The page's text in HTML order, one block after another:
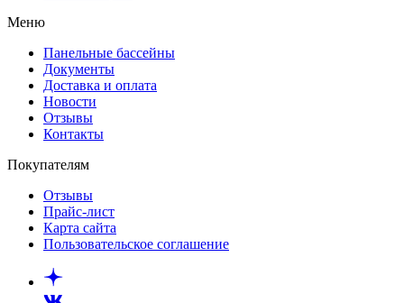
Меню
Панельные бассейны
Документы
Доставка и оплата
Новости
Отзывы
Контакты
Покупателям
Отзывы
Прайс-лист
Карта сайта
Пользовательское соглашение